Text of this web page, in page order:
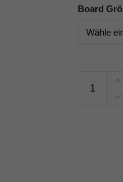
Board
Cabrinha
Code